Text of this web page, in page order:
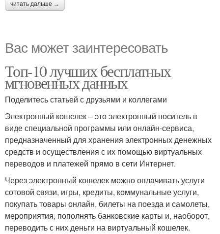
читать дальше →
Вас может заинтересовать
Топ-10 лучших бесплатных
мгновенных данных
Поделитесь статьей с друзьями и коллегами
Электронный кошелек – это электронный носитель в
виде специальной программы или онлайн-сервиса,
предназначенный для хранения электронных денежных
средств и осуществления с их помощью виртуальных
переводов и платежей прямо в сети Интернет.
Через электронный кошелек можно оплачивать услуги
сотовой связи, игры, кредиты, коммунальные услуги,
покупать товары онлайн, билеты на поезда и самолеты,
мероприятия, пополнять банковские карты и, наоборот,
переводить с них деньги на виртуальный кошелек.